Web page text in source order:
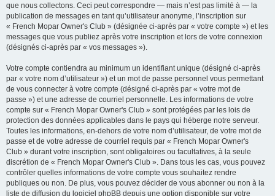
que nous collectons. Ceci peut correspondre — mais n’est pas limité à — la
publication de messages en tant qu’utilisateur anonyme, l’inscription sur
« French Mopar Owner's Club » (désignée ci-après par « votre compte ») et les
messages que vous publiez après votre inscription et lors de votre connexion
(désignés ci-après par « vos messages »).
Votre compte contiendra au minimum un identifiant unique (désigné ci-après
par « votre nom d’utilisateur ») et un mot de passe personnel vous permettant
de vous connecter à votre compte (désigné ci-après par « votre mot de
passe ») et une adresse de courriel personnelle. Les informations de votre
compte sur « French Mopar Owner's Club » sont protégées par les lois de
protection des données applicables dans le pays qui héberge notre serveur.
Toutes les informations, en-dehors de votre nom d’utilisateur, de votre mot de
passe et de votre adresse de courriel requis par « French Mopar Owner's
Club » durant votre inscription, sont obligatoires ou facultatives, à la seule
discrétion de « French Mopar Owner's Club ». Dans tous les cas, vous pouvez
contrôler quelles informations de votre compte vous souhaitez rendre
publiques ou non. De plus, vous pouvez décider de vous abonner ou non à la
liste de diffusion du logiciel phpBB depuis une option disponible sur votre